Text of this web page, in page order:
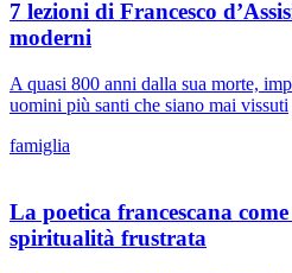
7 lezioni di Francesco
moderni
A quasi 800 anni dalla sua morte,
uomini più santi che siano mai vissuti
famiglia
La poetica francescana
spiritualità frustrata